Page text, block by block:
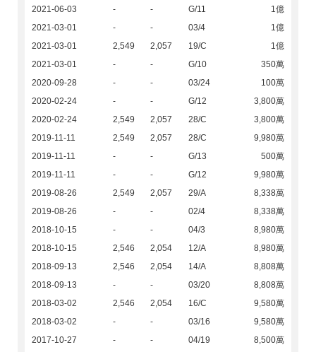
2021-06-03
- - G/11
1億
2021-03-01
- - 03/4
1億
2021-03-01
2,549 2,057 19/C
1億
2021-03-01
- - G/10
350萬
2020-09-28
- - 03/24
100萬
2020-02-24
- - G/12
3,800萬
2020-02-24
2,549 2,057 28/C
3,800萬
2019-11-11
2,549 2,057 28/C
9,980萬
2019-11-11
- - G/13
500萬
2019-11-11
- - G/12
9,980萬
2019-08-26
2,549 2,057 29/A
8,338萬
2019-08-26
- - 02/4
8,338萬
2018-10-15
- - 04/3
8,980萬
2018-10-15
2,546 2,054 12/A
8,980萬
2018-09-13
2,546 2,054 14/A
8,808萬
2018-09-13
- - 03/20
8,808萬
2018-03-02
2,546 2,054 16/C
9,580萬
2018-03-02
- - 03/16
9,580萬
2017-10-27
- - 04/19 8,500萬